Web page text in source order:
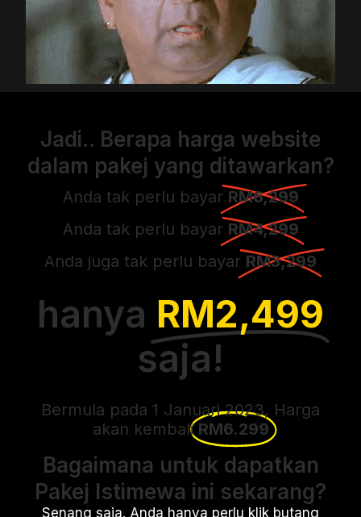
Jadi.. Berapa harga website
dalam pakej yang ditawarkan?
Anda tak perlu bayar RM6,299
Anda tak perlu bayar RM4,299
Anda juga tak perlu bayar RM3,299
hanya RM2,499
saja!
Bermula pada 1 Januari 2023, Harga
akan kembaliRM6.299
Bagaimana untuk dapatkan
Pakej Istimewa ini sekarang?
Senang saja. Anda hanya perlu klik butang